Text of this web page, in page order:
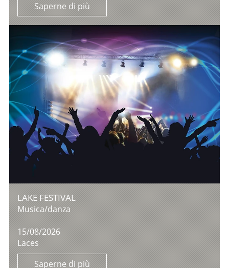
Saperne di più
LAKE FESTIVAL
Musica/danza
15/08/2026
Laces
Saperne di più